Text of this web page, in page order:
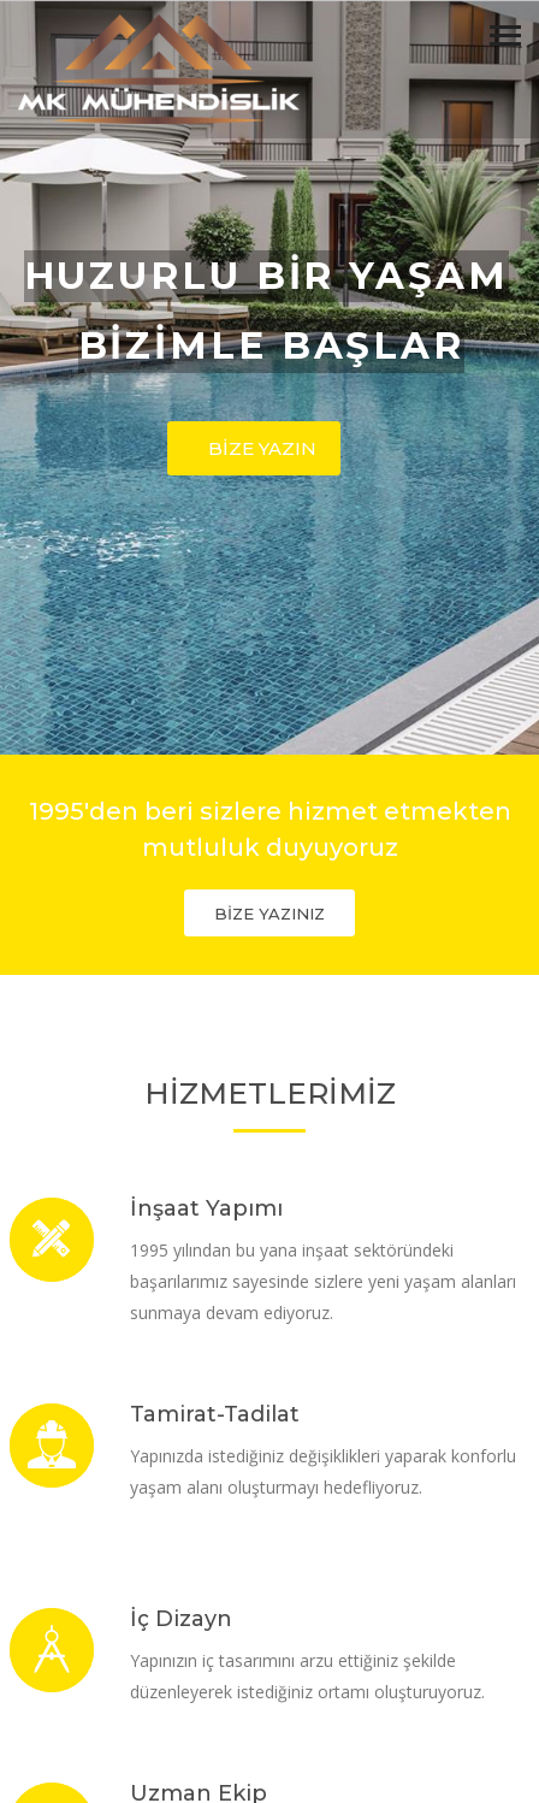
BİZİMLE BAŞLAR
BİZE YAZIN
HUZURLU BİR YAŞAM
1995'den beri sizlere hizmet etmekten
mutluluk duyuyoruz
BİZE YAZINIZ
HİZMETLERİMİZ
İnşaat Yapımı
1995 yılından bu yana inşaat sektöründeki
başarılarımız sayesinde sizlere yeni yaşam alanları
sunmaya devam ediyoruz.
Tamirat-Tadilat
Yapınızda istediğiniz değişiklikleri yaparak konforlu
yaşam alanı oluşturmayı hedefliyoruz.
İç Dizayn
Yapınızın iç tasarımını arzu ettiğiniz şekilde
düzenleyerek istediğiniz ortamı oluşturuyoruz.
Uzman Ekip